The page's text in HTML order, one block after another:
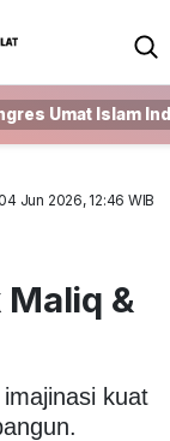
Umat Islam
Jun 2026, 12:46 WIB
&
kuat